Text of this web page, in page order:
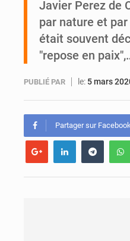
Javier Perez de
par nature et
était souvent
"repose en
PUBLIÉ PAR le: 5 mars
Partager sur